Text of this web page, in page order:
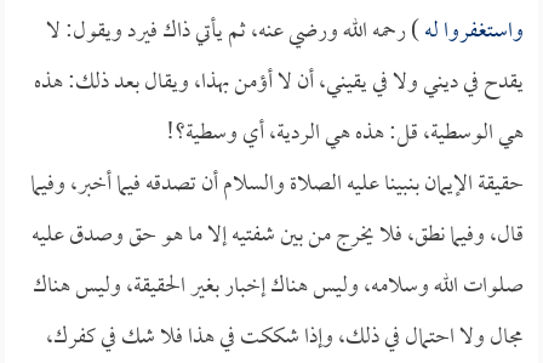
واستغفروا له) رحمه الله ورضي عنه، ثم يأتي ذاك فيرد ويقول: لا
يقدح في ديني ولا في يقيني، أن لا أؤمن بهذا، ويقال بعد ذلك: هذه
هي الوسطية، قل: هذه هي الردية، أي وسطية؟!
حقيقة الإيمان بنبينا عليه الصلاة والسلام أن تصدقه فيما أخبر، وفيما
قال، وفيما نطق، فلا يخرج من بين شفتيه إلا ما هو حق وصدق عليه
صلوات الله وسلامه، وليس هناك إخبار بغير الحقيقة، وليس هناك
مجال ولا احتمال في ذلك، وإذا شككت في هذا فلا شك في كفرك،